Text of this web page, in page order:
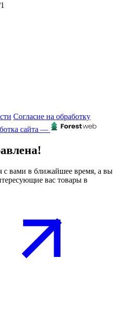
Согласие на обработку
сайта —
с вами в ближайшее время, а вы
вас товары в